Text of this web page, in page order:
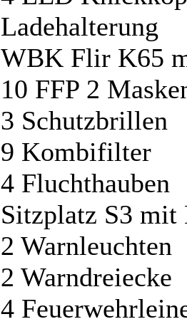
Ladehalterung
WBK Flir K65
10 FFP 2
3 Schutzbrillen
9 Kombifilter
4 Fluchthauben
Sitzplatz S3 mit
2 Warnleuchten
2 Warndreiecke
4